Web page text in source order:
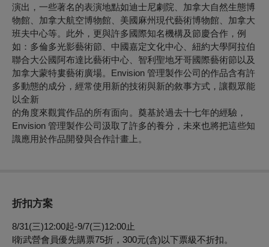
演出，一些著名的表演地點如迪士尼劇院、加拿大自然生態博
物館、加拿大航空博物館、美國麻州現代藝術博物館、加拿大
班夫中心等。此外，更與許多國際知名機構及節慶合作，例
如：多倫多光影藝術節、中國嘉定文化中心、紐約大學阿拉伯
聯合大公國阿布達比藝術中心、智利聖地牙哥國際藝術節以及
加拿大蒙特婁藝術廣場。Envision 管理製作公司的作品含有許
多動態的成分，經常使用新的技術與新的敘事方式，讓觀眾能
以全新
的角度來觀賞作品的所有面向。奠基於過去十七年的經驗，
Envision 管理製作公司汲取了許多的養分，未來也將把這些知
識應用於作品開發與合作計畫上。
折扣方案
8/31(三)12:00起-9/7(三)12:00止
l衛武營會員優先購票75折，300元(含)以下票級不折扣。